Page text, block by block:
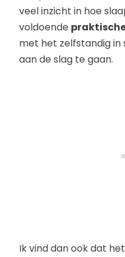
veel inzicht in hoe
voldoende
met het zelfstandig in
aan de slag te gaan.
Ik vind dan ook dat